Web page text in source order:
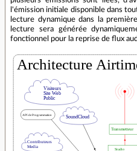
l'émission initiale disponible dans
lecture dynamique dans la
lecture sera générée
fonctionnel pour la reprise de flux